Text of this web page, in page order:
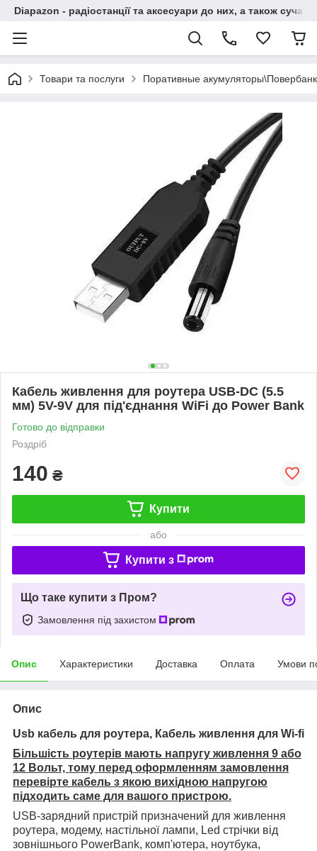
Diapazon - радіостанції та аксесуари до них, а також
Товари та послуги Поративные
Кабель живлення для роутера USB-DC (5.5
мм) 5V-9V для під'єднання WiFi до Power Bank
Готово до відправки
Роздріб
140 ₴
Купити
або
Купити з
Що таке купити з Пром?
Замовлення під захистом
Опис Характеристики Доставка Оплата Умови
Опис
Usb кабель для роутера, Кабель живлення для Wi-fi
Більшість роутерів мають напругу живлення 9 або
12 Вольт, тому перед оформленням замовлення
перевірте кабель з якою вихідною напругою
підходить саме для вашого пристрою.
USB-зарядний пристрій призначений для живлення
роутера, модему, настільної лампи, Led стрічки від
зовнішнього PowerBank, комп'ютера, ноутбука,